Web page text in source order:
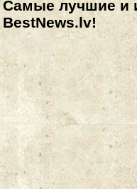
Самые лучшие и
BestNews.lv!